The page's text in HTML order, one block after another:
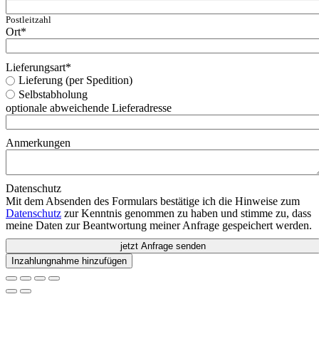
Postleitzahl
Ort*
Lieferungsart*
Lieferung (per Spedition)
Selbstabholung
optionale abweichende Lieferadresse
Anmerkungen
Datenschutz
Mit dem Absenden des Formulars bestätige ich die Hinweise zum
Datenschutz zur Kenntnis genommen zu haben und stimme zu, dass
meine Daten zur Beantwortung meiner Anfrage gespeichert werden.
jetzt Anfrage senden
Inzahlungnahme hinzufügen